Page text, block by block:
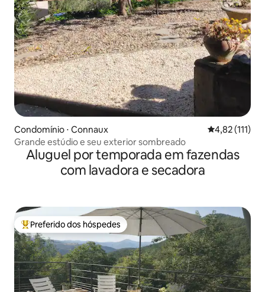
Condomínio ⋅ Connaux 4,82 de uma
4,82 (111)
Grande estúdio e seu exterior sombreado
Aluguel por temporada em fazendas
com lavadora e secadora
Entre os melhores preferidos dos hóspedes
Preferido dos hóspedes